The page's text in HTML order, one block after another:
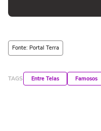
Fonte: Portal Terra
TAGS Entre Telas Famosos